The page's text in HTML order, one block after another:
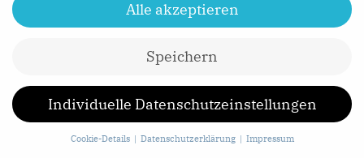
SHARE
NEWSLETTER SIGN UP
Alle akzeptieren
Speichern
Individuelle Datenschutzeinstellungen
Cookie-Details Datenschutzerklärung Impressum